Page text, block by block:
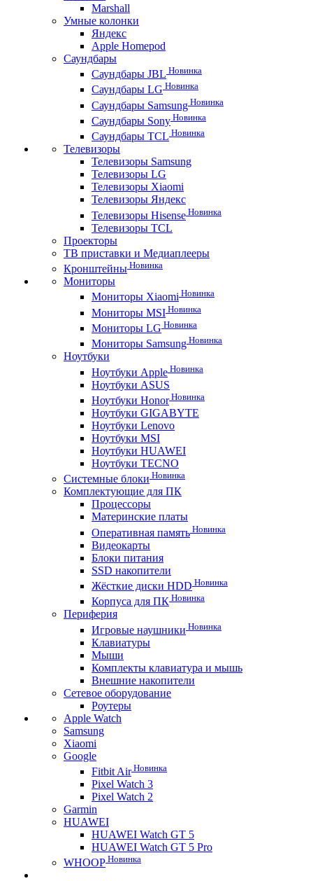
Marshall
Умные колонки
Яндекс
Apple Homepod
Саундбары
Саундбары JBL Новинка
Саундбары LG Новинка
Саундбары Samsung Новинка
Саундбары Sony Новинка
Саундбары TCL Новинка
Телевизоры
Телевизоры Samsung
Телевизоры LG
Телевизоры Xiaomi
Телевизоры Яндекс
Телевизоры Hisense Новинка
Телевизоры TCL
Проекторы
ТВ приставки и Медиаплееры
Кронштейны Новинка
Мониторы
Мониторы Xiaomi Новинка
Мониторы MSI Новинка
Мониторы LG Новинка
Мониторы Samsung Новинка
Ноутбуки
Ноутбуки Apple Новинка
Ноутбуки ASUS
Ноутбуки HonorНовинка
Ноутбуки GIGABYTE
Ноутбуки Lenovo
Ноутбуки MSI
Ноутбуки HUAWEI
Ноутбуки TECNO
Системные блоки Новинка
Комплектующие для ПК
Процессоры
Материнские платы
Оперативная память Новинка
Видеокарты
Блоки питания
SSD накопители
Жёсткие диски HDD Новинка
Корпуса для ПК Новинка
Периферия
Игровые наушники Новинка
Клавиатуры
Мыши
Комплекты клавиатура и мышь
Внешние накопители
Сетевое оборудование
Роутеры
Apple Watch
Samsung
Xiaomi
Google
Fitbit AirНовинка
Pixel Watch 3
Pixel Watch 2
Garmin
HUAWEI
HUAWEI Watch GT 5
HUAWEI Watch GT 5 Pro
WHOOP Новинка